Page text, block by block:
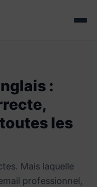
:
les
Mais laquelle
professionnel,